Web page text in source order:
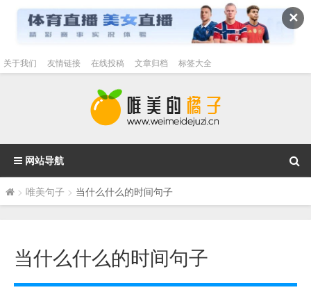
✕
关于我们 友情链接 在线投稿 文章归档 标签大全
网站导航
> 唯美句子 > 当什么什么的时间句子
当什么什么的时间句子